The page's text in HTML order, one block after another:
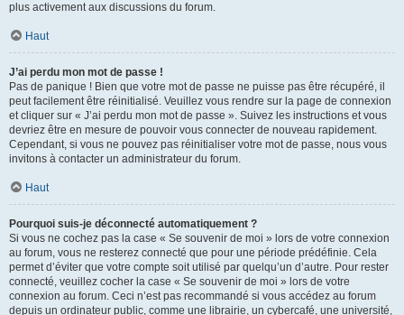
plus activement aux discussions du forum.
Haut
J’ai perdu mon mot de passe !
Pas de panique ! Bien que votre mot de passe ne puisse pas être récupéré, il
peut facilement être réinitialisé. Veuillez vous rendre sur la page de connexion
et cliquer sur « J’ai perdu mon mot de passe ». Suivez les instructions et vous
devriez être en mesure de pouvoir vous connecter de nouveau rapidement.
Cependant, si vous ne pouvez pas réinitialiser votre mot de passe, nous vous
invitons à contacter un administrateur du forum.
Haut
Pourquoi suis-je déconnecté automatiquement ?
Si vous ne cochez pas la case « Se souvenir de moi » lors de votre connexion
au forum, vous ne resterez connecté que pour une période prédéfinie. Cela
permet d’éviter que votre compte soit utilisé par quelqu’un d’autre. Pour rester
connecté, veuillez cocher la case « Se souvenir de moi » lors de votre
connexion au forum. Ceci n’est pas recommandé si vous accédez au forum
depuis un ordinateur public, comme une librairie, un cybercafé, une université,